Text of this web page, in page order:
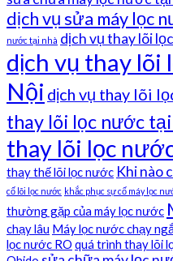
dịch vụ sửa máy lọc
nước tại nhà dịch vụ thay lõi lọc
dịch vụ thay lõi
Nội dịch vụ thay lõi
thay lõi lọc nước
thay lõi lọc
thay thế lõi lọc nước Khi nào
cố lõi lọc nước khắc phục sự cố máy lọc
thường gặp của máy lọc nước
chạy lâu Máy lọc nước chạy
lọc nước RO quá trình thay lõi